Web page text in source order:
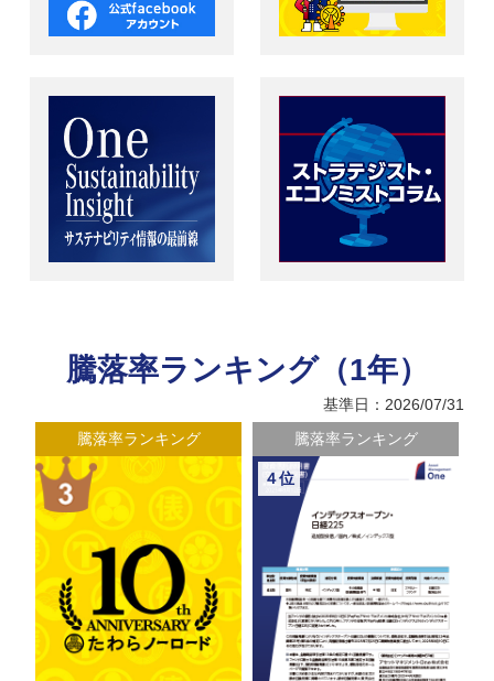
騰落率ランキング（1年）
基準日：2026/07/31
騰落率ランキング
騰落率ランキング
４位